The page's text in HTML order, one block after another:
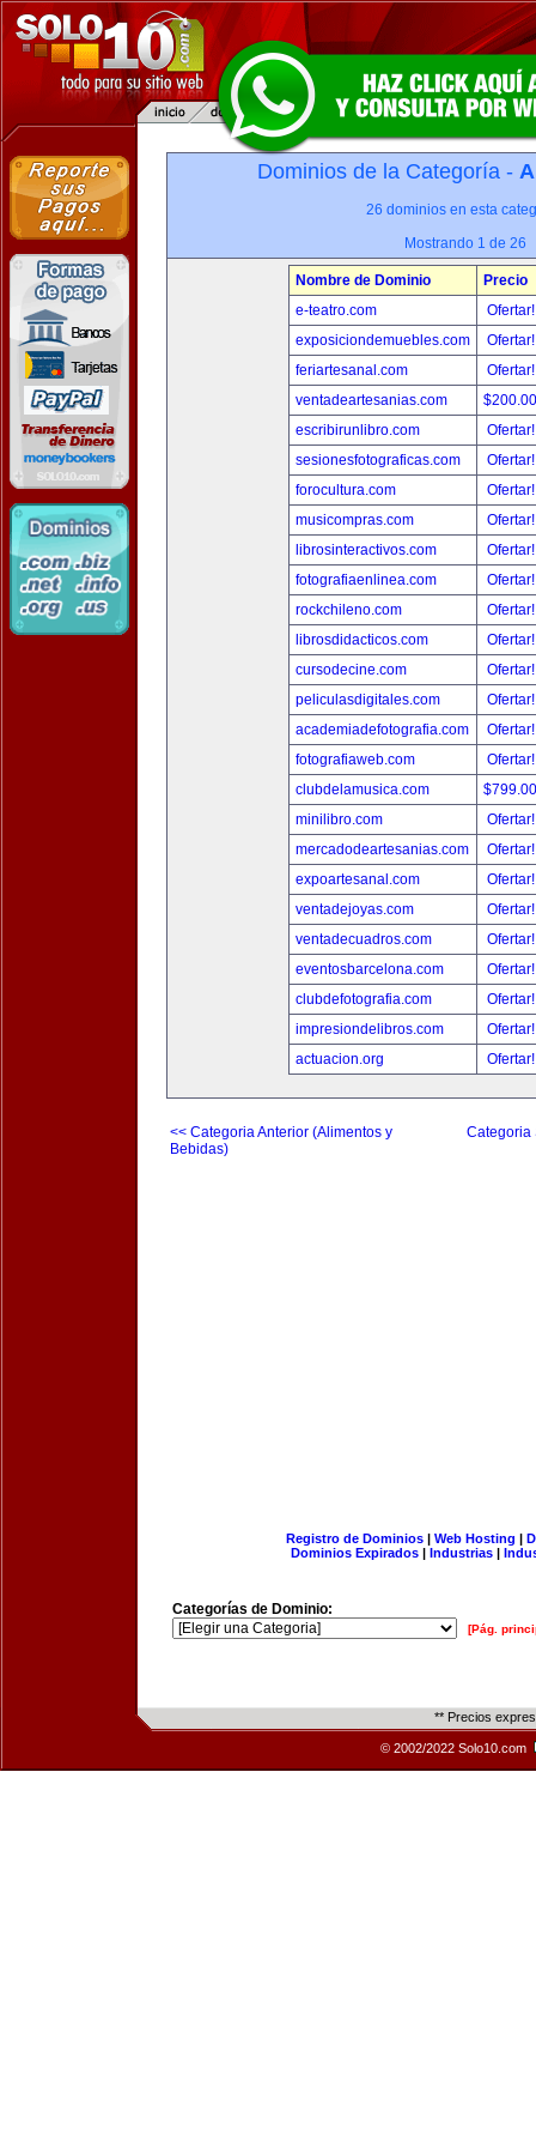
Dominios de la Categoría -
26 dominios en esta
Mostrando 1 de 26
Nombre de Dominio
Precio
e-teatro.com
exposiciondemuebles.com
feriartesanal.com
ventadeartesanias.com
escribirunlibro.com
sesionesfotograficas.com
forocultura.com
musicompras.com
librosinteractivos.com
fotografiaenlinea.com
rockchileno.com
librosdidacticos.com
cursodecine.com
peliculasdigitales.com
academiadefotografia.com
fotografiaweb.com
clubdelamusica.com
minilibro.com
mercadodeartesanias.com
expoartesanal.com
ventadejoyas.com
ventadecuadros.com
eventosbarcelona.com
clubdefotografia.com
impresiondelibros.com
actuacion.org
<< Categoria Anterior (Alimentos y
Bebidas)
Categoria
Registro de Dominios| Web Hosting |
Dominios Expirados | Industrias |
Categorías de Dominio:
[Pág.
** Precios
© 2002/2022 Solo10.com